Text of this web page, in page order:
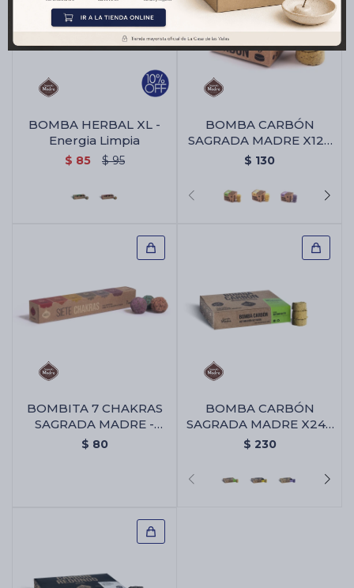
BOMBA HERBAL XL -
Energia Limpia
$ 85 $ 95
BOMBA CARBÓN
SAGRADA MADRE X12 -
Citronella/naranja
$ 130
BOMBITA 7 CHAKRAS
SAGRADA MADRE -
Bombita 7 Chakras
$ 80
BOMBA CARBÓN
SAGRADA MADRE X24 -
Citronella/naranja
$ 230